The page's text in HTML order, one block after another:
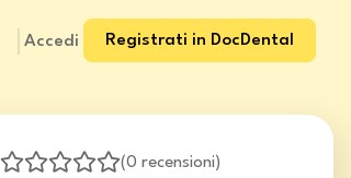
Accedi Registrati in DocDental
(0 recensioni)